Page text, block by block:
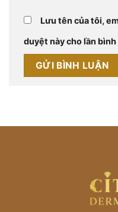
Lưu tên của tôi,
duyệt này cho lần